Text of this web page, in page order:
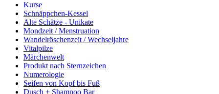
Kurse
Schnäppchen-Kessel
Alte Schätze - Unikate
Mondzeit / Menstruation
Wandelröschenzeit / Wechseljahre
Vitalpilze
Märchenwelt
Produkt nach Sternzeichen
Numerologie
Seifen von Kopf bis Fuß
Dusch + Shampoo Bar